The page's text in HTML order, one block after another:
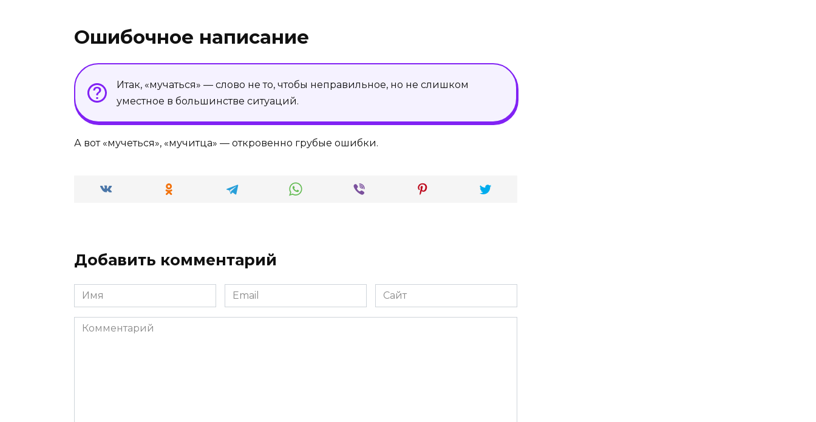
Ошибочное написание
Итак, «мучаться» — слово не то, чтобы неправильное, но не слишком
уместное в большинстве ситуаций.
А вот «мучеться», «мучитца» — откровенно грубые ошибки.
Добавить комментарий
Имя
*
Email
*
Сайт
Комментарий